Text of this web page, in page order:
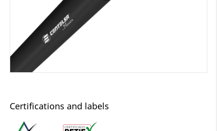
Certifications and labels